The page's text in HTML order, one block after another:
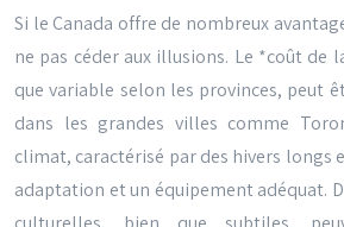
Si le Canada offre de nombreux
ne pas céder aux illusions. Le *coût de
que variable selon les provinces, peut
dans les grandes villes comme
climat, caractérisé par des hivers longs
adaptation et un équipement adéquat.